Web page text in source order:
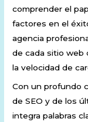
comprender el
factores en el
agencia
de cada sitio web
la velocidad de
Con un profundo
de SEO y de los
integra palabras